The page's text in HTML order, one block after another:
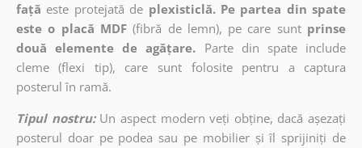
față este protejată de plexisticlă. Pe partea din spate
este o placă MDF (fibră de lemn), pe care sunt prinse
două elemente de agățare. Parte din spate include
cleme (flexi tip), care sunt folosite pentru a captura
posterul în ramă.
Tipul nostru: Un aspect modern veți obține, dacă așezați
posterul doar pe podea sau pe mobilier și îl sprijiniți de